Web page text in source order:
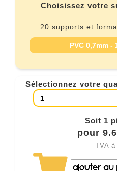
Choisissez votre
20 supports et
PVC 0,7mm -
Sélectionnez votre
Soit 1
pour
TVA à